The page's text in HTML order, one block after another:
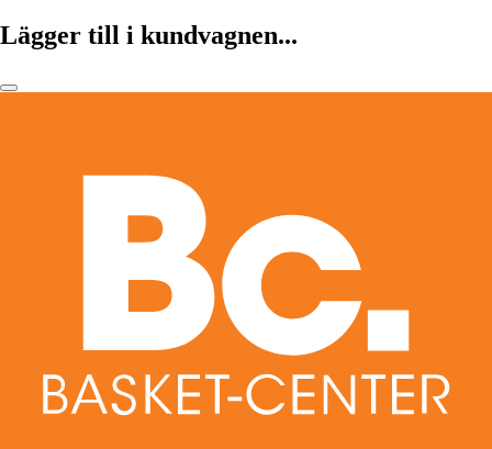
Lägger till i kundvagnen...